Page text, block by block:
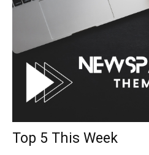
Top 5 This Week